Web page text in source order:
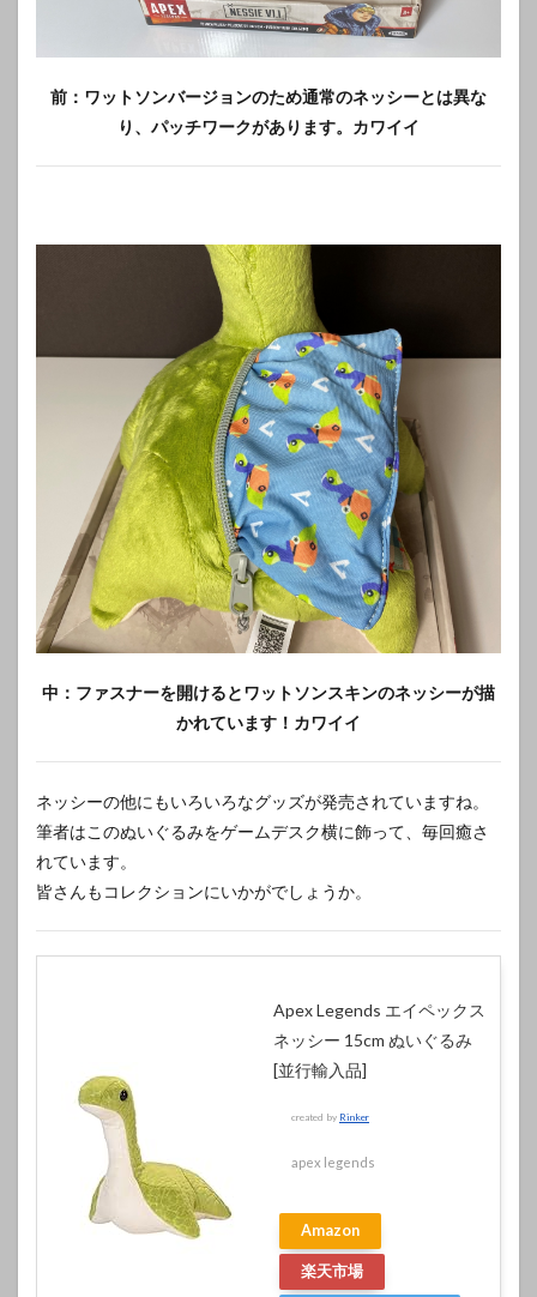
前：ワットソンバージョンのため通常のネッシーとは異な
り、パッチワークがあります。カワイイ
中：ファスナーを開けるとワットソンスキンのネッシーが描
かれています！カワイイ
ネッシーの他にもいろいろなグッズが発売されていますね。
筆者はこのぬいぐるみをゲームデスク横に飾って、毎回癒さ
れています。
皆さんもコレクションにいかがでしょうか。
Apex Legends エイペックス
ネッシー 15cm ぬいぐるみ
[並行輸入品]
created by Rinker
apex legends
Amazon
楽天市場